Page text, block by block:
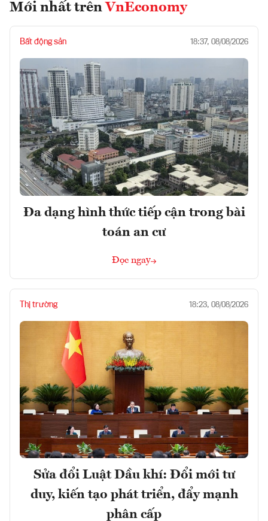
Mới nhất trên VnEconomy
Bất động sản 18:37, 08/08/2026
Đa dạng hình thức tiếp cận trong bài
toán an cư
Đọc ngay
Thị trường 18:23, 08/08/2026
Sửa đổi Luật Dầu khí: Đổi mới tư
duy, kiến tạo phát triển, đẩy mạnh
phân cấp